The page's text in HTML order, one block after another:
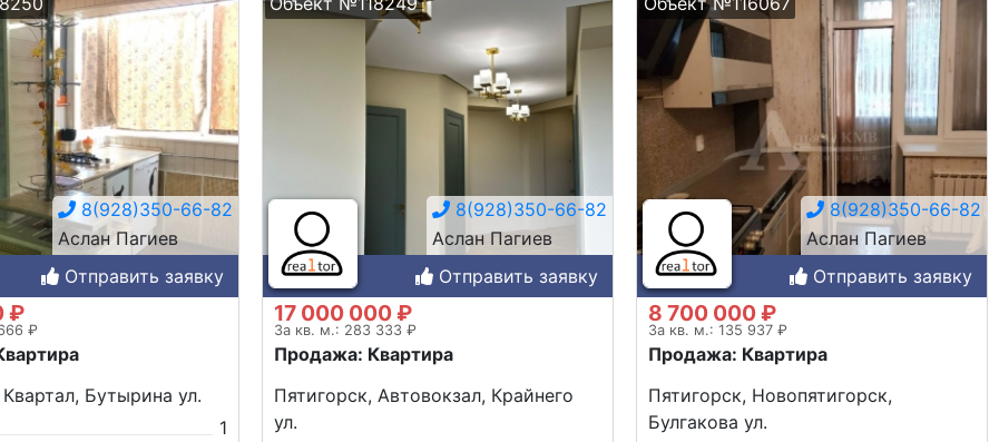
8(928)350-66-82
Аслан Пагиев
Отправить заявку
₽
₽
Бутырина ул.
1
8(928)350-66-82
Аслан Пагиев
Отправить заявку
17 000 000 ₽
За кв. м.: 283 333 ₽
Продажа: Квартира
Пятигорск, Автовокзал, Крайнего
ул.
8(928)350-66-82
Аслан Пагиев
Отправить заявку
8 700 000 ₽
За кв. м.: 135 937 ₽
Продажа: Квартира
Пятигорск, Новопятигорск,
Булгакова ул.